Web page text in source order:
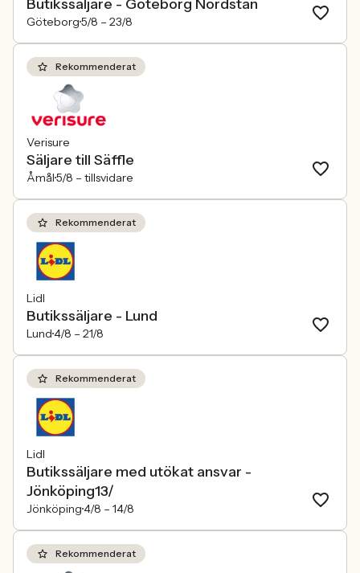
Butikssäljare - Göteborg Nordstan
Göteborg5/8 – 23/8
Rekommenderat
Verisure
Säljare till Säffle
Åmål5/8 – tillsvidare
Rekommenderat
Lidl
Butikssäljare - Lund
Lund4/8 – 21/8
Rekommenderat
Lidl
Butikssäljare med utökat ansvar -
Jönköping13/
Jönköping4/8 – 14/8
Rekommenderat